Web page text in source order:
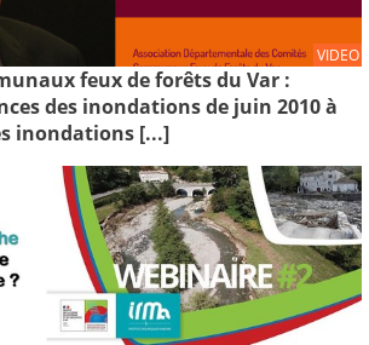
VIDEO
feux de forêts du Var :
des inondations de juin 2010 à
inondations [...]